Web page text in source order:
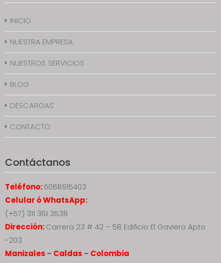
INICIO
NUESTRA EMPRESA
NUESTROS SERVICIOS
BLOG
DESCARGAS
CONTACTO
Contáctanos
Teléfono:6068915403
Celular ó WhatsApp:
(+57) 311 361 3538
Dirección:Carrera 23 # 42 – 58 Edificio El Gaviero Apto
-203
Manizales – Caldas – Colombia